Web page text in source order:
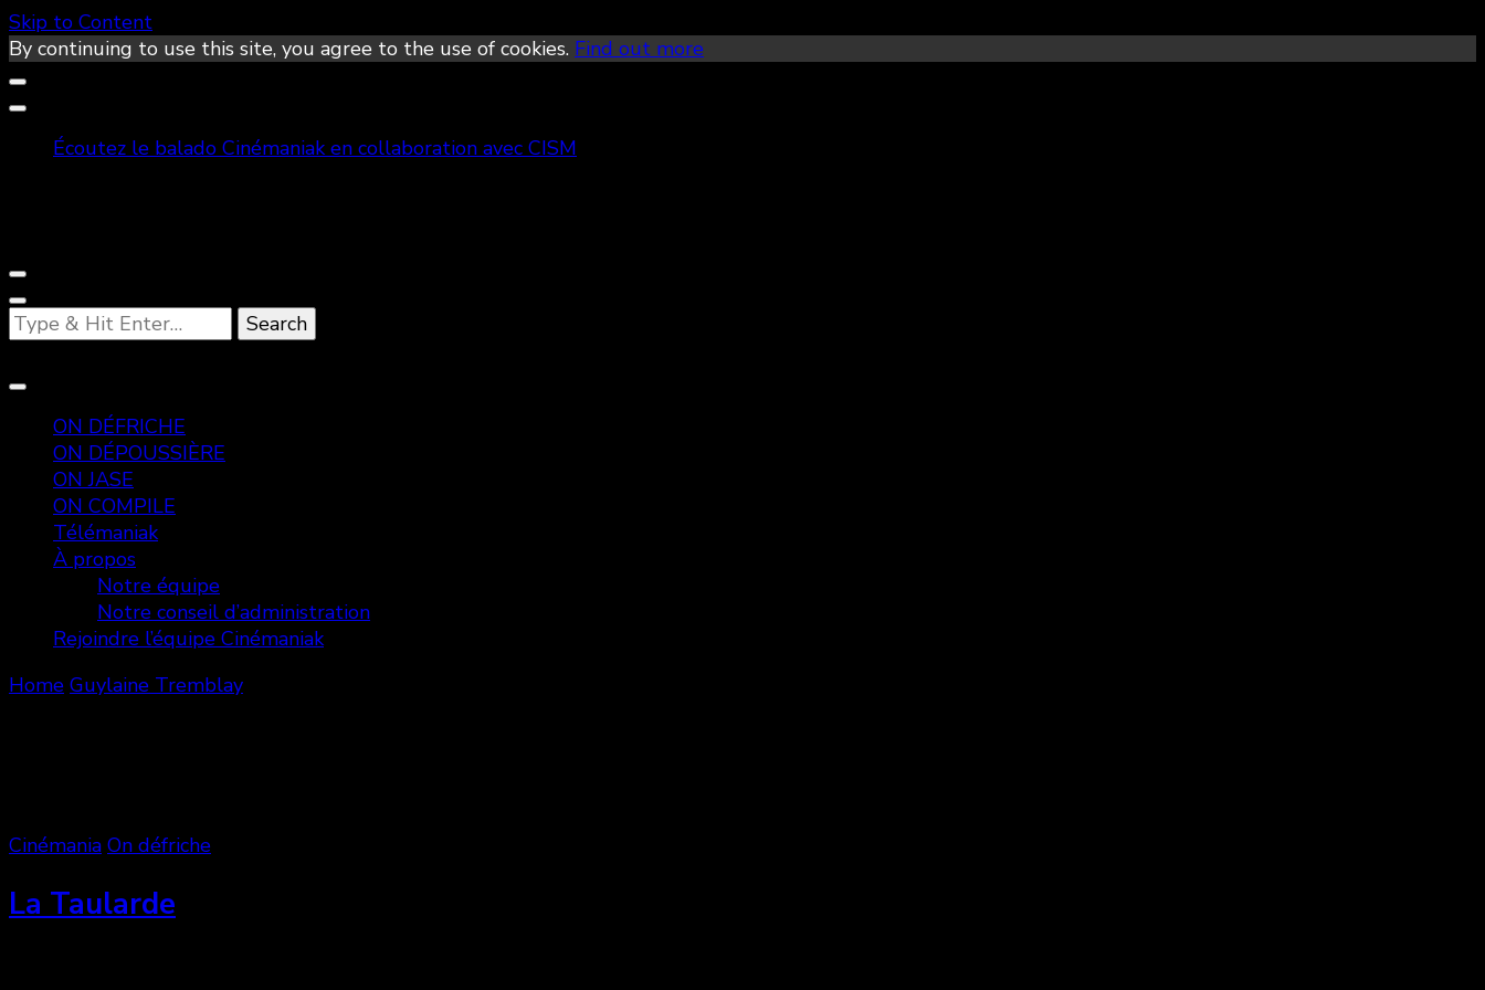
Skip to Content
By continuing to use this site, you agree to the use of cookies. Find out more
Écoutez le balado Cinémaniak en collaboration avec CISM
Looking
for
ON DÉFRICHE
ON DÉPOUSSIÈRE
ON JASE
ON COMPILE
Télémaniak
À propos
Notre équipe
Notre conseil d’administration
Rejoindre l’équipe Cinémaniak
Home Guylaine Tremblay
Cinémania On défriche
La Taularde